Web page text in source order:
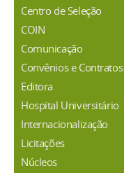
Centro de Seleção
COIN
Comunicação
Convênios e Contratos
Editora
Hospital Universitário
Internacionalização
Licitações
Núcleos